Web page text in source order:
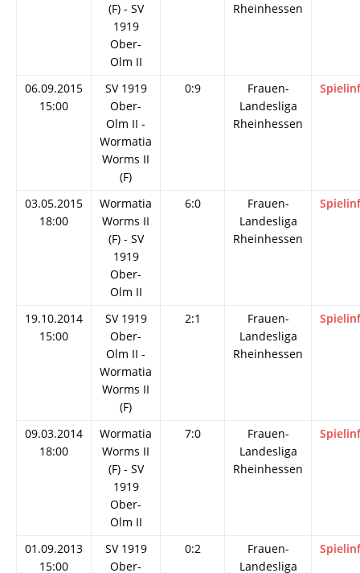
(F) - SV
1919
Ober-
Olm II
Rheinhessen
06.09.2015
15:00
SV 1919
Ober-
Olm II -
Wormatia
Worms II
(F)
0:9
Frauen-
Landesliga
Rheinhessen
03.05.2015
18:00
Wormatia
Worms II
(F) - SV
1919
Ober-
Olm II
6:0
Frauen-
Landesliga
Rheinhessen
19.10.2014
15:00
SV 1919
Ober-
Olm II -
Wormatia
Worms II
(F)
2:1
Frauen-
Landesliga
Rheinhessen
09.03.2014
18:00
Wormatia
Worms II
(F) - SV
1919
Ober-
Olm II
7:0
Frauen-
Landesliga
Rheinhessen
01.09.2013
15:00
SV 1919
Ober-
0:2
Frauen-
Landesliga